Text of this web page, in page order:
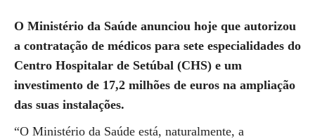
O Ministério da Saúde anunciou hoje que autorizou
a contratação de médicos para sete especialidades do
Centro Hospitalar de Setúbal (CHS) e um
investimento de 17,2 milhões de euros na ampliação
das suas instalações.
“O Ministério da Saúde está, naturalmente, a